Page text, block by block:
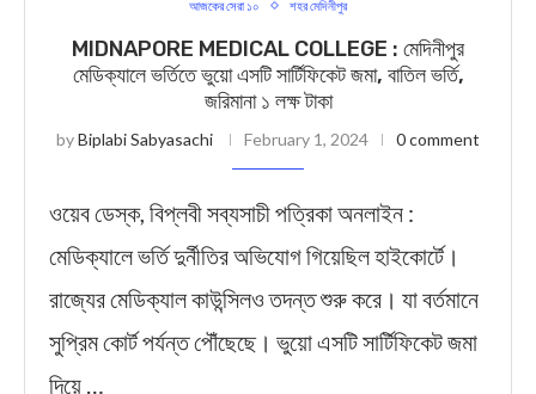
আজকের সেরা ১০ শহর মেদিনীপুর
MIDNAPORE MEDICAL COLLEGE : মেদিনীপুর
মেডিক্যালে ভর্তিতে ভুয়ো এসটি সার্টিফিকেট জমা, বাতিল ভর্তি,
জরিমানা ১ লক্ষ টাকা
byBiplabi Sabyasachi February 1, 2024 0 comment
ওয়েব ডেস্ক, বিপ্লবী সব্যসাচী পত্রিকা অনলাইন :
মেডিক্যালে ভর্তি দুর্নীতির অভিযোগ গিয়েছিল হাইকোর্টে।
রাজ্যের মেডিক্যাল কাউন্সিলও তদন্ত শুরু করে। যা বর্তমানে
সুপ্রিম কোর্ট পর্যন্ত পৌঁছেছে। ভুয়ো এসটি সার্টিফিকেট জমা
দিয়ে …